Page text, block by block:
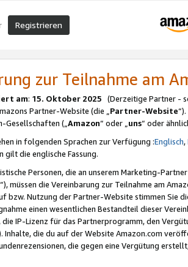
Registrieren
zur Teilnahme am
am: 15. Oktober 2025 (Derzeitige Partner -
Partner-Website (die „Partner-Website
Gesellschaften („Amazon“ oder „uns“ oder
in folgenden Sprachen zur Verfügung :Englisch,
gilt die englische Fassung.
Personen, die an unserem Marketing-
“), müssen die Vereinbarung zur Teilnahme am
bzw. Nutzung der Partner-Website stimmen Sie
einen wesentlichen Bestandteil dieser
IP-Lizenz für das Partnerprogramm, den
Inhalte, die du auf der Website Amazon.com
die gegen eine Vergütung